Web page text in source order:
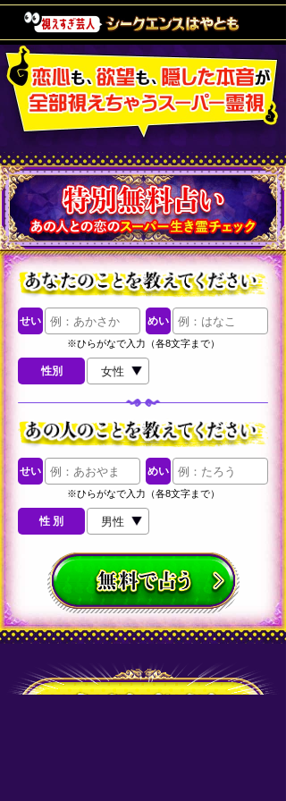
せい めい
※ひらがなで入力（各8文字まで）
性別
せい めい
※ひらがなで入力（各8文字まで）
性 別